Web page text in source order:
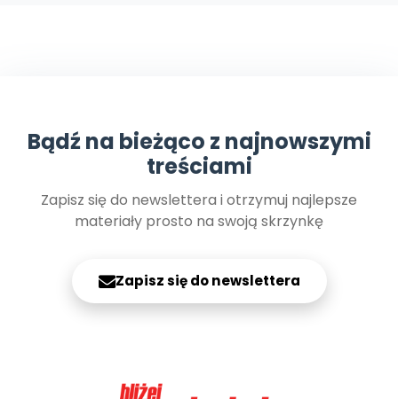
Bądź na bieżąco z najnowszymi
treściami
Zapisz się do newslettera i otrzymuj najlepsze
materiały prosto na swoją skrzynkę
Zapisz się do newslettera